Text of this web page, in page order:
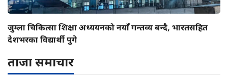
जुम्ला चिकित्सा शिक्षा अध्ययनको नयाँ गन्तव्य बन्दै, भारतसहित
देशभरका विद्यार्थी पुगे
ताजा समाचार